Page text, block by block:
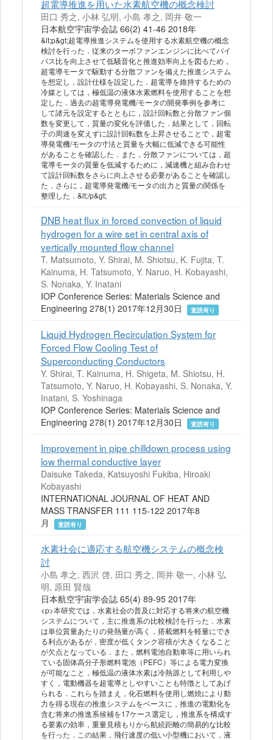
超電導推進を用いた水素航空機の概念検討
田口 秀之, 小林 弘明, 小島 孝之, 岡井 敬一
日本航空宇宙学会誌 66(2) 41-46 2018年
&lt;p&gt;超電導推進システムを使用する水素航空機の概念
検討を行った．従来のターボファンエンジンに比べてバイ
パス比を向上させて低騒音化と推進効率向上を図るため，
超電導モータで駆動する分散ファンを備えた推進システム
を想定し，設計仕様を設定した．超電導を維持するための
冷媒としては，極低温の液体水素燃料を使用することを想
定した．過去の超電導発電機/モータの開発事例を参考に
して諸元を設定するとともに，設計回転数と分散ファン個
数を変更して，質量の変化を評価した．結果として，回転
子の周速を変えずに設計回転数を上昇させることで，超電
導発電機/モータの寸法と質量を大幅に低減できる可能性
があることを確認した．また，分散ファンについては，超
電導モータの質量を低減するために，減速機と組み合わせ
て設計回転数をさらに向上させる必要があることを確認し
た．さらに，超電導発電機/モータの出力と質量の関係を
整理した．&lt;/p&gt;
DNB heat flux in forced convection of liquid
hydrogen for a wire set in central axis of
vertically mounted flow channel
T. Matsumoto, Y. Shirai, M. Shiotsu, K. Fujita, T.
Kainuma, H. Tatsumoto, Y. Naruo, H. Kobayashi,
S. Nonaka, Y. Inatani
IOP Conference Series: Materials Science and
Engineering 278(1) 2017年12月30日
査読有り
Liquid Hydrogen Recirculation System for
Forced Flow Cooling Test of
Superconducting Conductors
Y. Shirai, T. Kainuma, H. Shigeta, M. Shiotsu, H.
Tatsumoto, Y. Naruo, H. Kobayashi, S. Nonaka, Y.
Inatani, S. Yoshinaga
IOP Conference Series: Materials Science and
Engineering 278(1) 2017年12月30日
査読有り
Improvement in pipe chilldown process using
low thermal conductive layer
Daisuke Takeda, Katsuyoshi Fukiba, Hiroaki
Kobayashi
INTERNATIONAL JOURNAL OF HEAT AND
MASS TRANSFER 111 115-122 2017年8
月
査読有り
水素社会に適応する航空機システムの概念検
討
小島 孝之, 西沢 啓, 田口 秀之, 岡井 敬一, 小林 弘
明, 原田 賢哉
日本航空宇宙学会誌 65(4) 89-95 2017年
<p>本研究では，水素社会の普及に対応する将来の航空機
システムについて，主に推進系の比較検討を行った．水素
は単位質量あたりの発熱量が高く，搭載燃料を軽量にでき
る利点があるが，密度が低くタンク容積が大きくなること
が欠点となっている．また，燃料電池自動車等に用いられ
ている固体高分子形燃料電池（PEFC）等による電力変換
が可能なこと，極低温の液体水素は冷熱源として利用しや
すく，電動機器を超電導としやすいことも特徴としてあげ
られる．これらを踏まえ，化石燃料を使用し燃焼により動
力を得る現在の推進システムをベースに，推進の電動化を
含む将来の推進系候補を17ケース選定し，推進系を構成す
る要素の効率，重量見積もりから航続距離の簡易的な比較
を行った．この結果，飛行速度の低い小型機において，液